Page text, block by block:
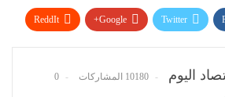
Twitter
Google+
ReddIt
اليوم 10180 المشاركات 0